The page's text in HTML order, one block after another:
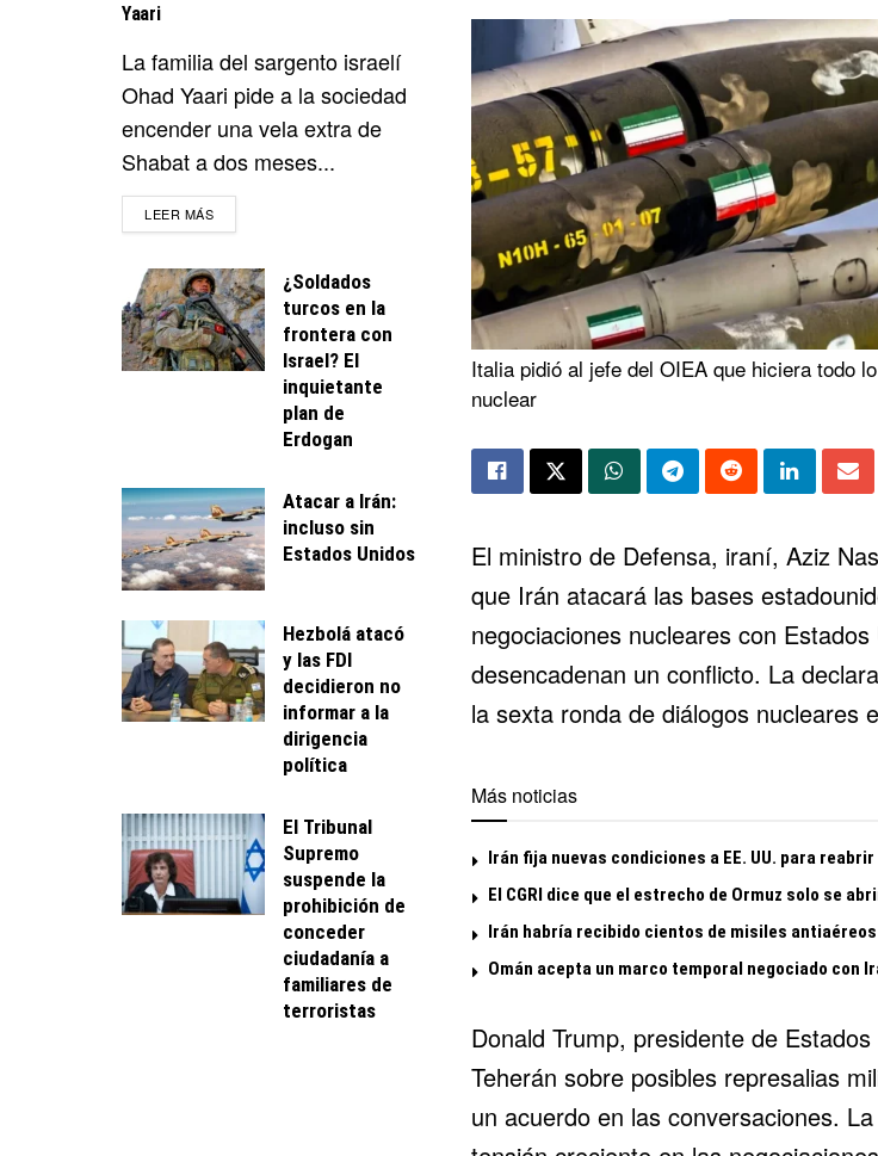
Italia pidió al jefe del OIEA que hiciera todo
nuclear
El ministro de Defensa, iraní, Aziz
que Irán atacará las bases
negociaciones nucleares con
desencadenan un conflicto. La
la sexta ronda de diálogos nucleares
Más noticias
Irán fija nuevas condiciones a EE. UU. para
El CGRI dice que el estrecho de Ormuz solo se
Irán habría recibido cientos de misiles antiaéreos
Omán acepta un marco temporal negociado con
Donald Trump, presidente de
Teherán sobre posibles represalias
un acuerdo en las conversaciones.
Yaari
La familia del sargento israelí
Ohad Yaari pide a la sociedad
encender una vela extra de
Shabat a dos meses...
LEER MÁSDETAILS
¿Soldados
turcos en la
frontera con
Israel? El
inquietante
plan de
Erdogan
Atacar a Irán:
incluso sin
Estados Unidos
Hezbolá atacó
y las FDI
decidieron no
informar a la
dirigencia
política
El Tribunal
Supremo
suspende la
prohibición de
conceder
ciudadanía a
familiares de
terroristas